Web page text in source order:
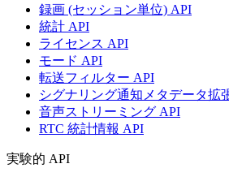
録画 (セッション単位) API
統計 API
ライセンス API
モード API
転送フィルター API
シグナリング通知メタデータ拡
音声ストリーミング API
RTC 統計情報 API
実験的 API